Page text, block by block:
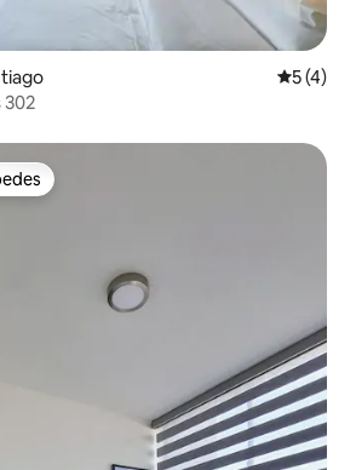
5 de
5 (4)
302